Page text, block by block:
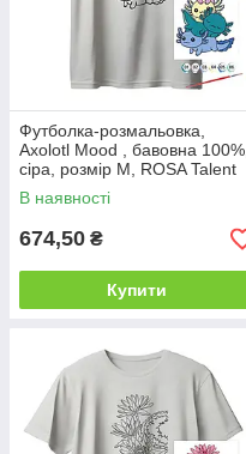
Футболка-розмальовка,
Axolotl Mood , бавовна 100%,
сіра, розмір M, ROSA Talent
В наявності
674,50 ₴
Купити